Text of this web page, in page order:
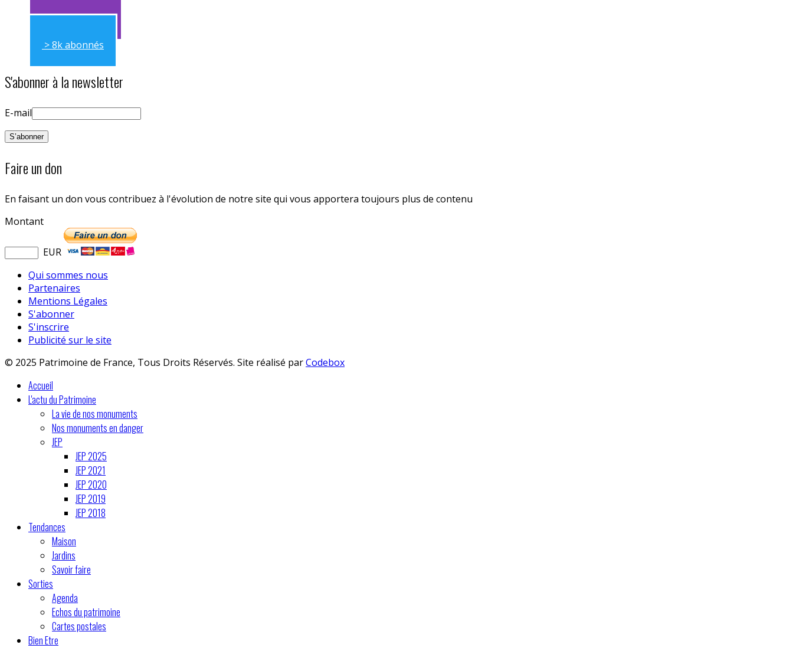
> 11k abonnés
> 8k abonnés
S'abonner à la newsletter
E-mail
Faire un don
En faisant un don vous contribuez à l'évolution de notre site qui vous apportera toujours plus de contenu
Montant
EUR
Qui sommes nous
Partenaires
Mentions Légales
S'abonner
S'inscrire
Publicité sur le site
© 2025 Patrimoine de France, Tous Droits Réservés. Site réalisé parCodebox
Accueil
L'actu du Patrimoine
La vie de nos monuments
Nos monuments en danger
JEP
JEP 2025
JEP 2021
JEP 2020
JEP 2019
JEP 2018
Tendances
Maison
Jardins
Savoir faire
Sorties
Agenda
Echos du patrimoine
Cartes postales
Bien Etre